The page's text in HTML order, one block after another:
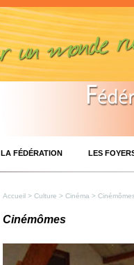
LA FÉDÉRATION LES
Accueil > Culture > Cinéma >
Cinémômes